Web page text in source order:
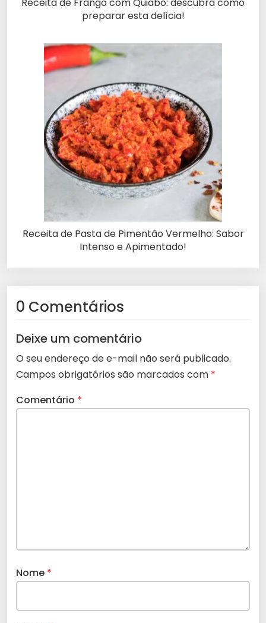
Receita de Frango com Quiabo: descubra como
preparar esta delícia!
Receita de Pasta de Pimentão Vermelho: Sabor
Intenso e Apimentado!
0 Comentários
Deixe um comentário
O seu endereço de e-mail não será publicado.
Campos obrigatórios são marcados com *
Comentário *
Nome *